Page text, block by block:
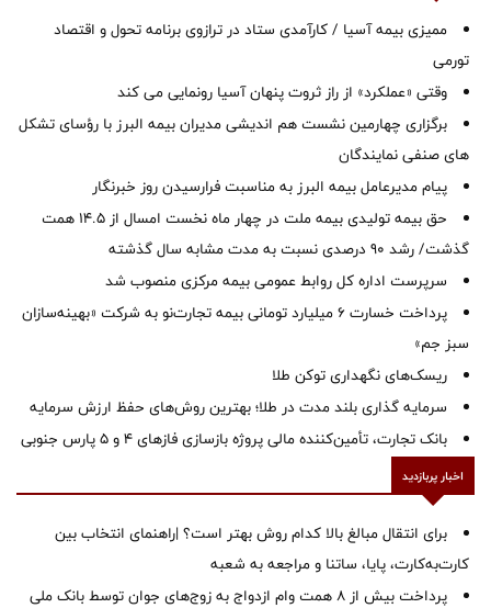
ممیزی بیمه آسیا / کارآمدی ستاد در ترازوی برنامه تحول و اقتصاد
تورمی
وقتی «عملکرد» از راز ثروت پنهان آسیا رونمایی می کند
برگزاری چهارمین نشست هم اندیشی مدیران بیمه البرز با رؤسای تشکل
های صنفی نمایندگان
پیام مدیرعامل بیمه البرز به مناسبت فرارسیدن روز خبرنگار
حق بیمه تولیدی بیمه ملت در چهار ماه نخست امسال از 14.5 همت
گذشت/ رشد 90 درصدی نسبت به مدت مشابه سال گذشته
سرپرست اداره كل روابط عمومی بیمه مركزی منصوب شد
پرداخت خسارت ۶ میلیارد تومانی بیمه تجارت‌نو به شرکت «بهینه‌سازان
سبز جم»
ریسک‌های نگهداری توکن طلا
سرمایه گذاری بلند مدت در طلا؛ بهترین روش‌های حفظ ارزش سرمایه
بانک تجارت، تأمین‌کننده مالی پروژه بازسازی فازهای ۴ و ۵ پارس جنوبی
اخبار پربازدید
برای انتقال مبالغ بالا کدام روش بهتر است؟ |راهنمای انتخاب بین
کارت‌به‌کارت، پایا، ساتنا و مراجعه به شعبه
پرداخت بیش از ۸ همت وام ازدواج به زوج‌های جوان توسط بانک ملی